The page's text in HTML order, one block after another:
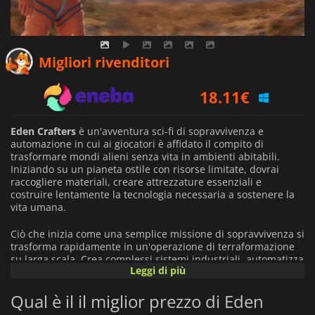
Migliori rivenditori
18.11€
18.08€
Eden Crafters è un'avventura sci-fi di sopravvivenza e
automazione in cui ai giocatori è affidato il compito di
trasformare mondi alieni senza vita in ambienti abitabili.
Iniziando su un pianeta ostile con risorse limitate, dovrai
raccogliere materiali, creare attrezzature essenziali e
costruire lentamente la tecnologia necessaria a sostenere la
vita umana.
Ciò che inizia come una semplice missione di sopravvivenza si
trasforma rapidamente in un'operazione di terraformazione
su larga scala. Crea complessi sistemi industriali, automatizza
le linee di produzione e sviluppa potenti macchinari in grado
l'evoluzione del pianeta, trasformando paesaggi brulli in
ambienti rigogliosi pieni di acqua, vegetazione e aria
Leggi di più
Qual è il il miglior prezzo di Eden